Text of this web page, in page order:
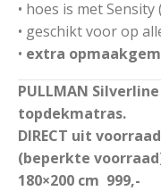
• hoes is met
• geschikt voor op
• extra
PULLMAN Silverline
topdekmatras.
DIRECT uit
(beperkte
180×200 cm 999,-